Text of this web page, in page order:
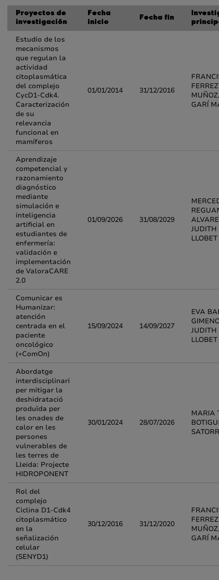
Proyectos de
investigación
Fecha
inicio
Fecha fin
Estudio de los
mecanismos
que regulan la
actividad
citoplasmática
del complejo
CycD1-Cdk4.
Caracterización
de su
relevancia
funcional en
mamíferos
01/01/2014 31/12/2016
GARÍ
Aprendizaje
competencial y
razonamiento
diagnóstico
mediante
simulación e
inteligencia
artificial en
estudiantes de
enfermería:
validación e
implementación
de ValoraCARE
2.0
01/09/2026 31/08/2029
JUDITH
LLOBET
Comunicar es
Humanizar:
atención
centrada en el
paciente
oncológico
(+ComOn)
15/09/2024 14/09/2027
EVA
JUDITH
LLOBET
Abordatge
interdisciplinari
per mitigar la
deshidratació
produïda per
les onades de
calor en les
persones
vulnerables de
les terres de
Lleida: Projecte
HIDROPONENT
30/01/2024 28/07/2026
MARIA
Rol del
complejo
Ciclina D1-Cdk4
citoplasmático
en la
señalización
celular
(SENYD1)
30/12/2016 31/12/2020
GARÍ